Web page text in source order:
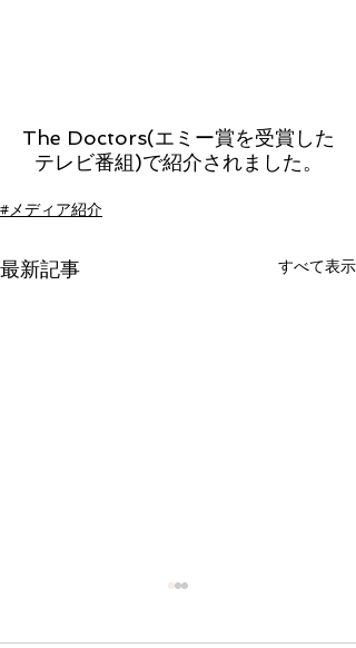
The Doctors(エミー賞を受賞した
テレビ番組)で紹介されました。
#メディア紹介
最新記事 すべて表示